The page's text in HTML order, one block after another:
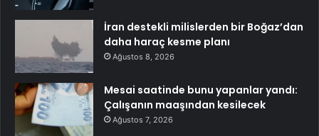
İran destekli milislerden bir Boğaz’dan
daha haraç kesme planı
Ağustos 8, 2026
Mesai saatinde bunu yapanlar yandı:
Çalışanın maaşından kesilecek
Ağustos 7, 2026